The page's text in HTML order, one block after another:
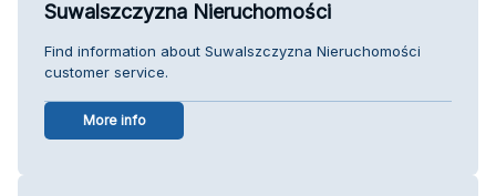
Suwalszczyzna Nieruchomości
Find information about Suwalszczyzna Nieruchomości
customer service.
More info